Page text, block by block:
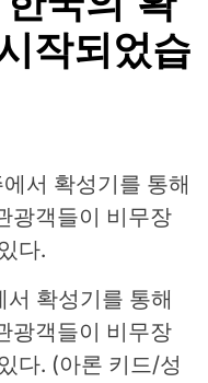
작되었습
확성기를 통해
광객들이 비무장
다. (아론 키드/성